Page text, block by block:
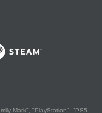
Mark", "PlayStation", "PS5